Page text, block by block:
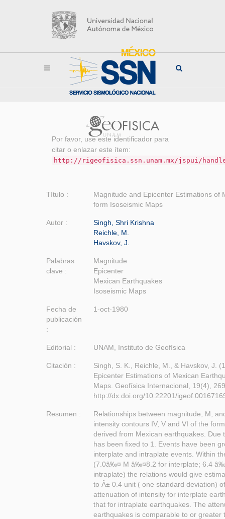
Por favor, use este identificador para
citar o enlazar este ítem:
http://rigeofisica.ssn.unam.mx/jspui/handle/
Título :
Magnitude and Epicenter Estimations of
form Isoseismic Maps
Autor :
Singh, Shri Krishna
Reichle, M.
Havskov, J.
Palabras
clave :
Magnitude
Epicenter
Mexican Earthquakes
Isoseismic Maps
Fecha de
publicación
:
1-oct-1980
Editorial : UNAM, Instituto de Geofísica
Citación :
Singh, S. K., Reichle, M., & Havskov, J.
Epicenter Estimations of Mexican
Maps. Geofísica Internacional, 19(4),
http://dx.doi.org/10.22201/
Resumen :
Relationships between magnitude, M,
intensity contours IV, V and VI of the
derived from Mexican earthquakes. Due
has been fixed to 1. Events have been
interplate and intraplate events. Within
(7.0â‰¤ M â‰¤8.2 for interplate; 6.4
intraplate) the relations would give
to Â± 0.4 unit ( one standard deviation)
attenuation of intensity for interplate
that for intraplate earthquakes. The
earthquakes is comparable to or greater